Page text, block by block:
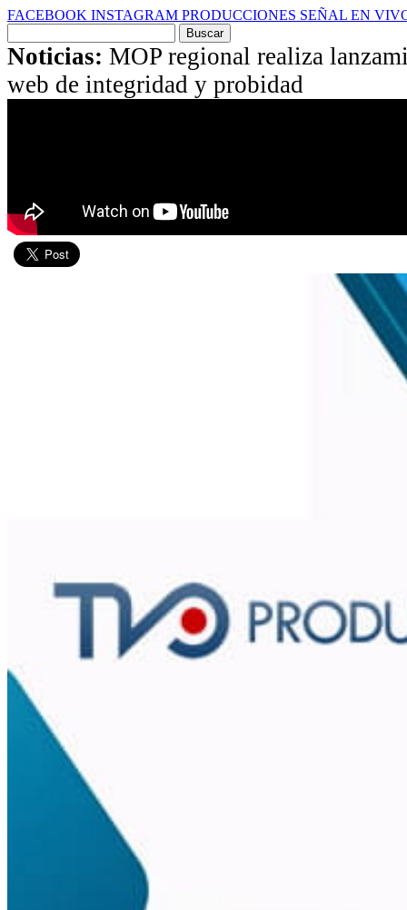
FACEBOOK INSTAGRAM PRODUCCIONES SEÑAL EN
por:
Noticias: MOP regional realiza
web de integridad y probidad